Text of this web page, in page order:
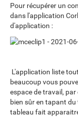
Pour récupérer un
dans l'application
d'application :
L'application liste
beaucoup vous
espace de travail,
bien sûr en tapant du
tableau fait